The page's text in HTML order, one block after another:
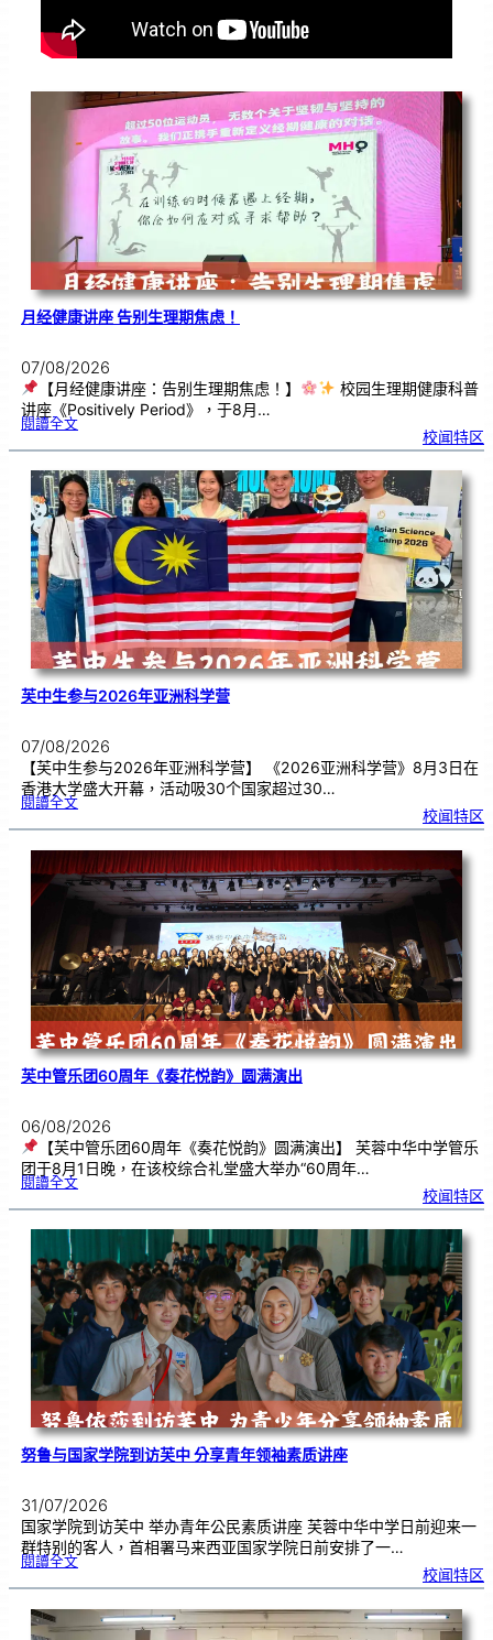
月经健康讲座 告别生理期焦虑！
07/08/2026
【月经健康讲座：告别生理期焦虑！】
校园生理期健康科普
讲座《Positively Period》，于8月…
閱讀全文:月
康
座
告
别
生
理
期
焦
虑
！
校闻特区
芙中生参与2026年亚洲科学营
07/08/2026
【芙中生参与2026年亚洲科学营】 《2026亚洲科学营》8月3日在
香港大学盛大开幕，活动吸30个国家超过30…
閱讀全文:芙
生
参
2
0
2
6
年
亚
洲科
校闻特区
芙中管乐团60周年《奏花悦韵》圆满演出
06/08/2026
【芙中管乐团60周年《奏花悦韵》圆满演出】 芙蓉中华中学管乐
团于8月1日晚，在该校综合礼堂盛大举办“60周年…
閱讀全文:芙
乐
6
0
《
奏
花
悦
韵
》
圆
满
演
出
校闻特区
努鲁与国家学院到访芙中 分享青年领袖素质讲座
31/07/2026
国家学院到访芙中 举办青年公民素质讲座 芙蓉中华中学日前迎来一
群特别的客人，首相署马来西亚国家学院日前安排了一…
閱讀全文:努
与
国
学
院
到
访
校闻特区